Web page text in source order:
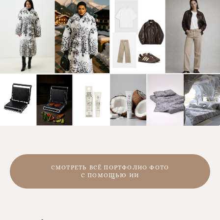
СМОТРЕТЬ ВСЁ ПОРТФОЛИО ФОТО
С ПОМОЩЬЮ ИИ